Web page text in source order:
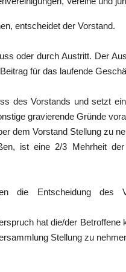
entscheidet der Vorstand.
oder durch Austritt. Der
für das laufende
des Vorstands und setzt
gravierende Gründe
dem Vorstand Stellung zu
ist eine 2/3 Mehrheit
die Entscheidung des
hat die/der Betroffene
Stellung zu